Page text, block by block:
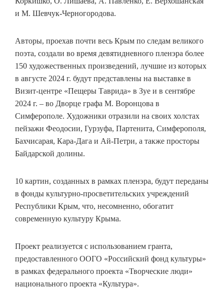
и М. Шевчук-Черногородова.
Авторы, проехав почти весь Крым по следам великого
поэта, создали во время девятидневного пленэра более
150 художественных произведений, лучшие из которых
в августе 2024 г. будут представлены на выставке в
Визит-центре «Пещеры Таврида» в Зуе и в сентябре
2024 г. – во Дворце графа М. Воронцова в
Симферополе. Художники отразили на своих холстах
пейзажи Феодосии, Гурзуфа, Партенита, Симферополя,
Бахчисарая, Кара-Дага и Ай-Петри, а также просторы
Байдарской долины.
10 картин, созданных в рамках пленэра, будут переданы
в фонды культурно-просветительских учреждений
Республики Крым, что, несомненно, обогатит
современную культуру Крыма.
Проект реализуется с использованием гранта,
предоставленного ООГО «Российский фонд культуры»
в рамках федерального проекта «Творческие люди»
национального проекта «Культура».